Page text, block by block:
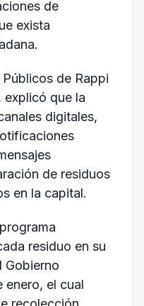
de
exista
de Rappi
explicó que la
digitales,
de residuos
en la capital.
residuo en su
Gobierno
enero, el cual